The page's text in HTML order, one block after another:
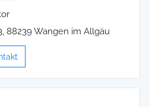
88239 Wangen im Allgäu